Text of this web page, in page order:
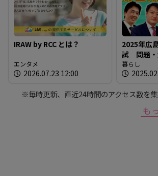
IRAW by RCC とは？
エンタメ
2026.07.23 12:00
2025年広
試 問題・
暮らし
※毎時更新、直近24時間のアクセス数を集
も